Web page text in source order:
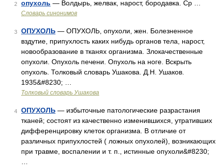
2 опухоль — Волдырь, желвак, нарост, бородавка. Ср …
Словарь синонимов
3 ОПУХОЛЬ — ОПУХОЛЬ, опухоли, жен. Болезненное
вздутие, припухлость каких нибудь органов тела, нарост,
новообразование в тканях организма. Злокачественные
опухоли. Опухоль печени. Опухоль на ноге. Вскрыть
опухоль. Толковый словарь Ушакова. Д.Н. Ушаков.
1935&#8230; …
Толковый словарь Ушакова
4 ОПУХОЛЬ — избыточные патологические разрастания
тканей; состоят из качественно изменившихся, утративших
дифференцировку клеток организма. В отличие от
различных припухлостей ( ложных опухолей), возникающих
при травме, воспалении и т. п., истинные опухоли&#8230;